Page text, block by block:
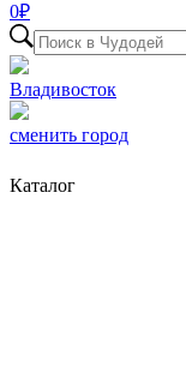
0₽
Владивосток
сменить город
Каталог